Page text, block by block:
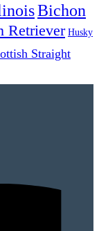
Bichon
Retriever Husky
Straight